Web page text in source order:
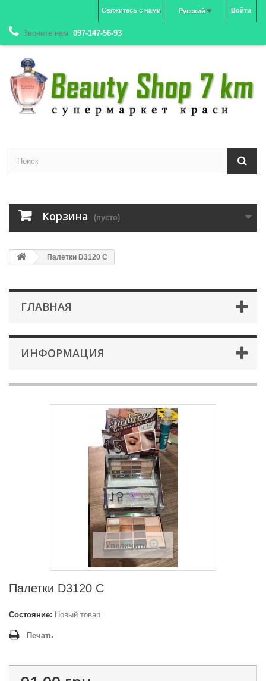
Войти
Русский
Свяжитесь с нами
Звоните нам: 097-147-56-93
Корзина (пусто)
Палетки D3120 C
ГЛАВНАЯ
ИНФОРМАЦИЯ
Увеличить
Палетки D3120 C
Состояние: Новый товар
Печать